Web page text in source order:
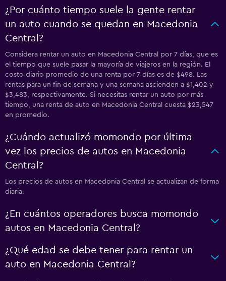
¿Por cuánto tiempo suele la gente rentar
un auto cuando se quedan en Macedonia
Central?
Considera rentar un auto en Macedonia Central por 7 días, que es
el tiempo que suele pasar la mayoría de viajeros en la región. El
costo diario promedio de una renta por 7 días es de $498. Las
rentas para un fin de semana y una semana ascienden a $1,402 y
$3,483, respectivamente. Si necesitas rentar un auto por más
tiempo, una renta de auto en Macedonia Central cuesta $23,547
en promedio.
¿Cuándo actualizó momondo por última
vez los precios de autos en Macedonia
Central?
Los precios de autos en Macedonia Central se actualizan de forma
diaria.
¿En cuántos operadores busca momondo
autos en Macedonia Central?
¿Qué edad se debe tener para rentar un
auto en Macedonia Central?